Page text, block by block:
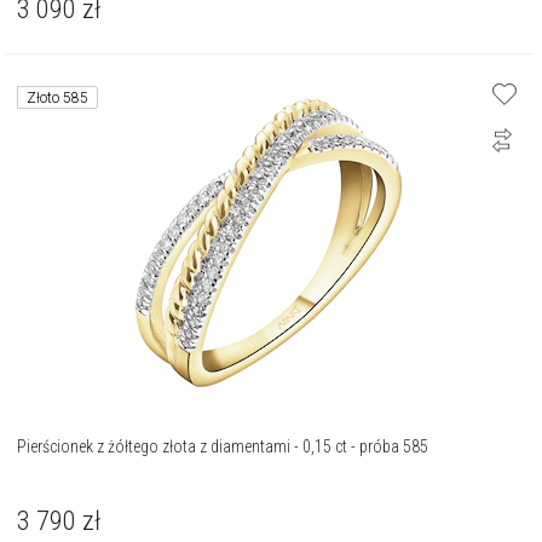
3 090 zł
Złoto 585
Pierścionek z żółtego złota z diamentami - 0,15 ct - próba 585
3 790 zł